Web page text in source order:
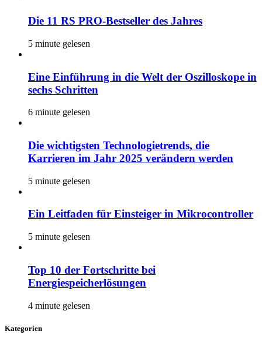
Die 11 RS PRO-Bestseller des Jahres
5 minute gelesen
Eine Einführung in die Welt der Oszilloskope in
sechs Schritten
6 minute gelesen
Die wichtigsten Technologietrends, die
Karrieren im Jahr 2025 verändern werden
5 minute gelesen
Ein Leitfaden für Einsteiger in Mikrocontroller
5 minute gelesen
Top 10 der Fortschritte bei
Energiespeicherlösungen
4 minute gelesen
Kategorien